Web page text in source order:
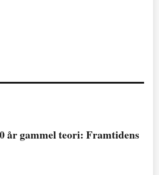
år gammel teori: Framtidens